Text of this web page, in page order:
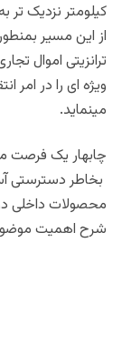
کیلومتر نزدیک تر
از این مسیر
ترانزیتی اموال
ویژه ای را در امر
مینماید.
چابهار یک فرصت
بخاطر دسترستی
محصولات داخلی
شرح اهمیت